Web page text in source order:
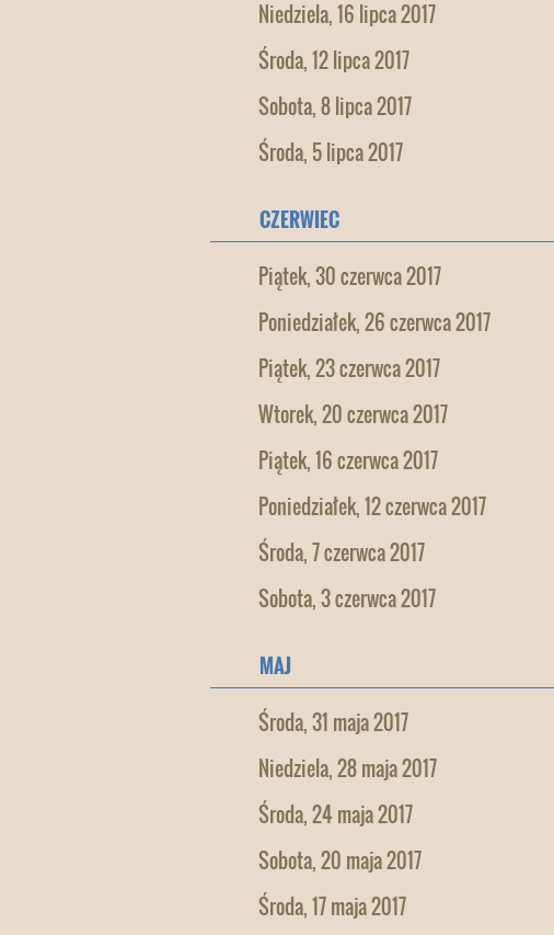
Niedziela, 16 lipca 2017
Środa, 12 lipca 2017
Sobota, 8 lipca 2017
Środa, 5 lipca 2017
CZERWIEC
Piątek, 30 czerwca 2017
Poniedziałek, 26 czerwca 2017
Piątek, 23 czerwca 2017
Wtorek, 20 czerwca 2017
Piątek, 16 czerwca 2017
Poniedziałek, 12 czerwca 2017
Środa, 7 czerwca 2017
Sobota, 3 czerwca 2017
MAJ
Środa, 31 maja 2017
Niedziela, 28 maja 2017
Środa, 24 maja 2017
Sobota, 20 maja 2017
Środa, 17 maja 2017